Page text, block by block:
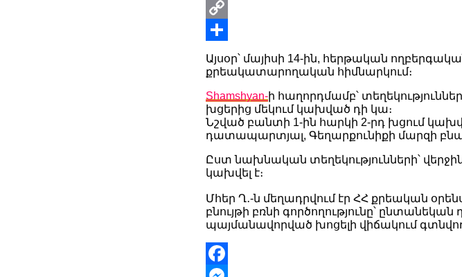
Print
Copy
Link
Share
Այսօր՝ մայիսի 14-ին, հերթական
քրեակատարողական հիմնարկում։
Shamshyan-ի հաղորդմամբ՝
խցերից մեկում կախված դի կա։
Նշված բանտի 1-ին հարկի 2-րդ խցում
դատապարտյալ, Գեղարքունիքի մարզի
Ըստ նախնական տեղեկությունների՝
կախվել է։
Մհեր Ղ․-ն մեղադրվում էր ՀՀ քրեական
բնույթի բռնի գործողությունը՝
պայմանավորված խոցելի վիճակում